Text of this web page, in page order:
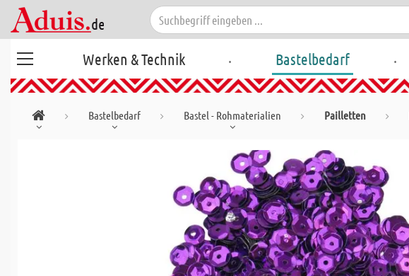
Werken & Technik . Bastelbedarf .
Bastelbedarf Bastel - Rohmaterialien Pailletten